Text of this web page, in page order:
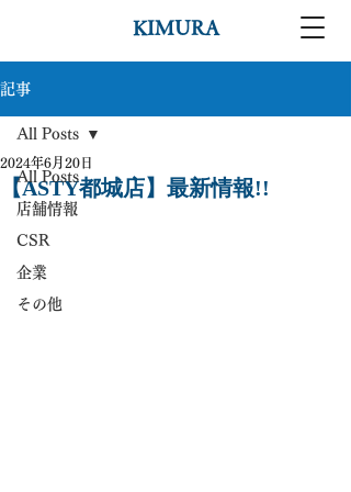
KIMURA
記事
All Posts
店舗情報
CSR
企業
その他
All Posts
【ASTY都城店】最新情報!!
2024年6月20日